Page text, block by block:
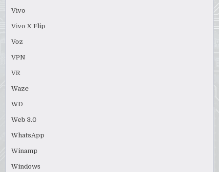
Vivo
Vivo X Flip
Voz
VPN
VR
Waze
WD
Web 3.0
WhatsApp
Winamp
Windows